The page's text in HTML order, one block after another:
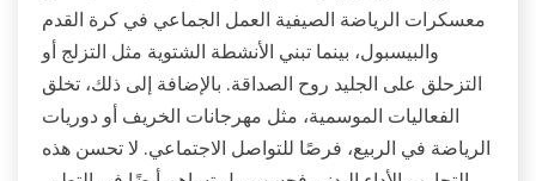
معسكرات الرياضة الصيفية العمل الجماعي في كرة القدم
والبيسبول، بينما تبني الأنشطة الشتوية مثل التزلج أو
التزحلق على الجليد روح الصداقة. بالإضافة إلى ذلك، تخلق
الفعاليات الموسمية، مثل مهرجانات الخريف أو دوريات
الرياضة في الربيع، فرصًا للتواصل الاجتماعي. لا تحسن هذه